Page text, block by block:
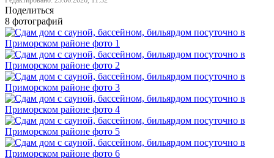
Поделиться
8 фотографий